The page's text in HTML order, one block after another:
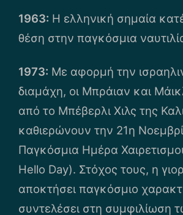
1963: Η ελληνική σημαία
θέση στην παγκόσμια
1973: Με αφορμή την
διαμάχη, οι Μπράιαν και
από το Μπέβερλι Χιλς της
καθιερώνουν την 21η
Παγκόσμια Ημέρα
Hello Day). Στόχος τους, η
αποκτήσει παγκόσμιο
συντελέσει στη συμφιλίωση